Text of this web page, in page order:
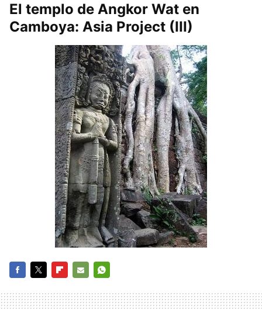
El templo de Angkor Wat en
Camboya: Asia Project (III)
MAIL